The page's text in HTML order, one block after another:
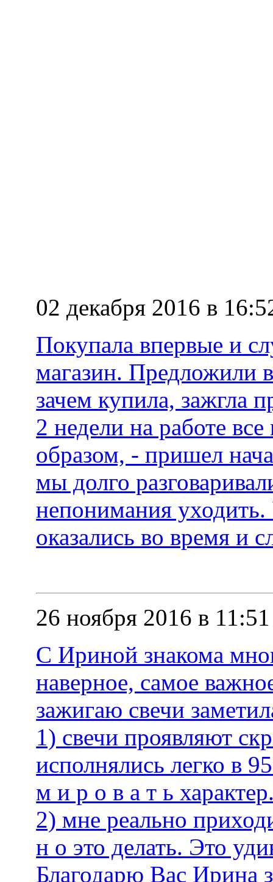
02 декабря 2016 в
Покупала впервые и
магазин. Предложили
зачем купила, зажгла
2 недели на работе
образом, - пришел
мы долго
непонимания
оказались во время и
26 ноября 2016 в 11:51
С Ириной знакома
наверное, самое
зажигаю свечи
1) свечи проявляют
исполнялись легко в
м и р о в а т ь
2) мне реально
н о это делать. Это
Благодарю Вас Ирина